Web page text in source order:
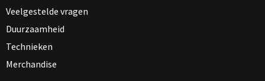
Veelgestelde vragen
Duurzaamheid
Technieken
Merchandise